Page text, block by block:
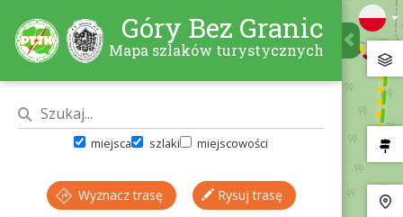
Góry Bez Granic
Mapa szlaków turystycznych
miejsca szlaki miejscowości
Wyznacz trasę Rysuj trasę